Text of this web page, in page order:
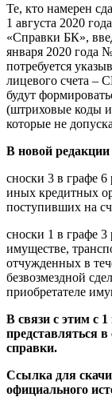
Те, кто намерен
1 августа 2020
«Справки БК»,
января 2020 года
потребуется
лицевого счета –
будут
(штриховые коды и
которые не
В новой
сноски 3 в графе 6
иных кредитных
поступивших на
сноски 1 в графе
имуществе,
отчужденных в
безвозмездной
приобретателе
В связи с этим с
представляться
справки.
Ссылка для
официального